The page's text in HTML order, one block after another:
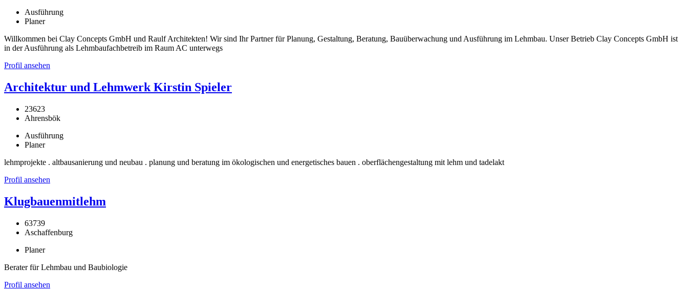
Ausführung
Planer
Willkommen bei Clay Concepts GmbH und Raulf Architekten! Wir sind Ihr Partner für Planung, Gestaltung, Beratung, Bauüberwachung und Ausführung im Lehmbau. Unser Betrieb Clay Concepts GmbH ist
in der Ausführung als Lehmbaufachbetreib im Raum AC unterwegs
Profil ansehen
Architektur und Lehmwerk Kirstin Spieler
23623
Ahrensbök
Ausführung
Planer
lehmprojekte . altbausanierung und neubau . planung und beratung im ökologischen und energetisches bauen . oberflächengestaltung mit lehm und tadelakt
Profil ansehen
Klugbauenmitlehm
63739
Aschaffenburg
Planer
Berater für Lehmbau und Baubiologie
Profil ansehen